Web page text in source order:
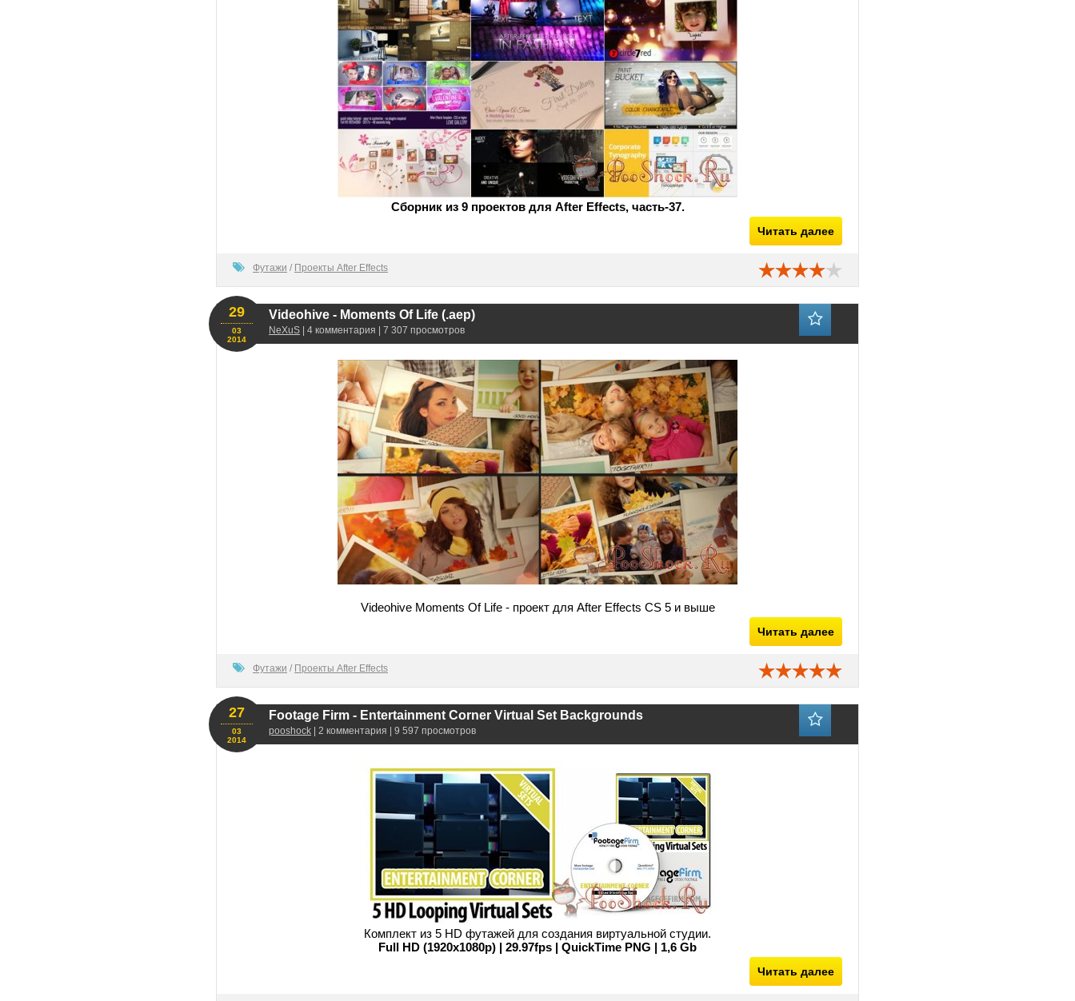
Сборник из 9 проектов для After Effects, часть-37.
Читать далее
Футажи / Проекты After Effects
Videohive - Moments Of Life (.aep)
NeXuS | 4 комментария | 7 307 просмотров
29
03
2014
Videohive Moments Of Life - проект для After Effects CS 5 и выше
Читать далее
Футажи / Проекты After Effects
Footage Firm - Entertainment Corner Virtual Set Backgrounds
pooshock | 2 комментария | 9 597 просмотров
27
03
2014
Комплект из 5 HD футажей для создания виртуальной студии.
Full HD (1920x1080p) | 29.97fps | QuickTime PNG | 1,6 Gb
Читать далее